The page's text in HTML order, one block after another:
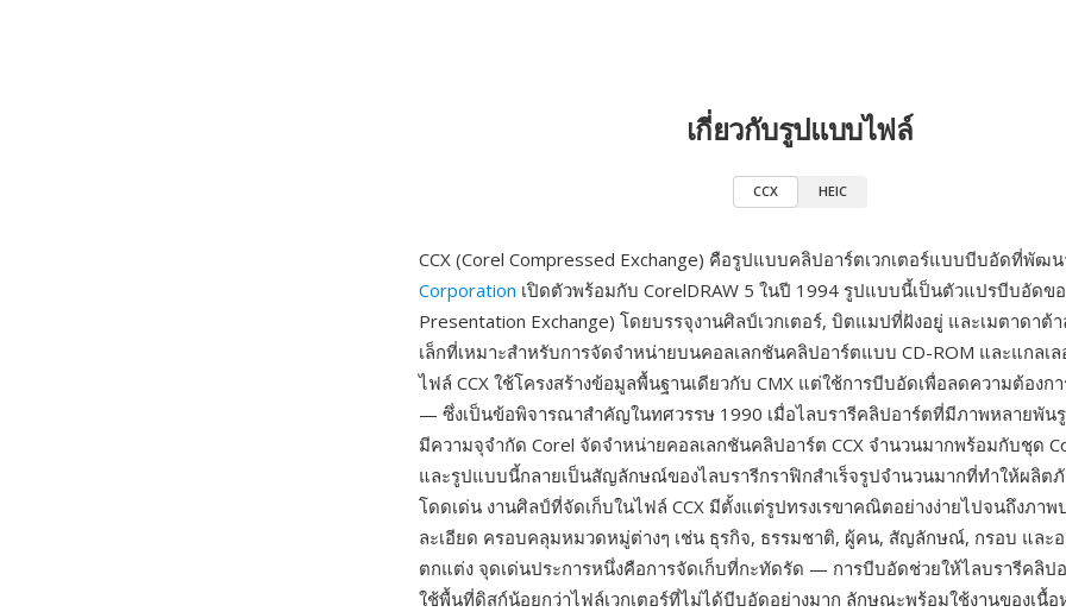
เกี่ยวกับรูปแบบไฟล์
CCX HEIC
CCX (Corel Compressed Exchange) คือรูปแบบคลิปอาร์ตเวกเตอร์แบบบีบอัดที่พัฒ
Corporation เปิดตัวพร้อมกับ CorelDRAW 5 ในปี 1994 รูปแบบนี้เป็นตัวแปรบีบอัดขอ
Presentation Exchange) โดยบรรจุงานศิลป์เวกเตอร์, บิตแมปที่ฝังอยู่ และเมตาดาต้
เล็กที่เหมาะสำหรับการจัดจำหน่ายบนคอลเลกชันคลิปอาร์ตแบบ CD-ROM และแกลเ
ไฟล์ CCX ใช้โครงสร้างข้อมูลพื้นฐานเดียวกับ CMX แต่ใช้การบีบอัดเพื่อลดความต้องก
— ซึ่งเป็นข้อพิจารณาสำคัญในทศวรรษ 1990 เมื่อไลบรารีคลิปอาร์ตที่มีภาพหลายพัน
มีความจุจำกัด Corel จัดจำหน่ายคอลเลกชันคลิปอาร์ต CCX จำนวนมากพร้อมกับชุด
และรูปแบบนี้กลายเป็นสัญลักษณ์ของไลบรารีกราฟิกสำเร็จรูปจำนวนมากที่ทำให้ผลิต
โดดเด่น งานศิลป์ที่จัดเก็บในไฟล์ CCX มีตั้งแต่รูปทรงเรขาคณิตอย่างง่ายไปจนถึงภา
ละเอียด ครอบคลุมหมวดหมู่ต่างๆ เช่น ธุรกิจ, ธรรมชาติ, ผู้คน, สัญลักษณ์, กรอบ และ
ตกแต่ง จุดเด่นประการหนึ่งคือการจัดเก็บที่กะทัดรัด — การบีบอัดช่วยให้ไลบรารีคลิ
ใช้พื้นที่ดิสก์น้อยกว่าไฟล์เวกเตอร์ที่ไม่ได้บีบอัดอย่างมาก ลักษณะพร้อมใช้งานของเนื้อ